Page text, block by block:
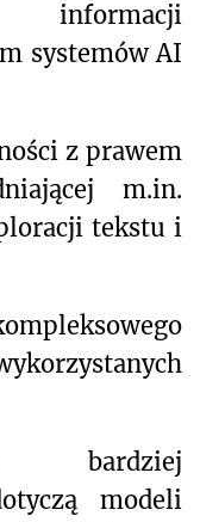
systemów AI
z prawem
m.in.
tekstu i
bardziej
modeli